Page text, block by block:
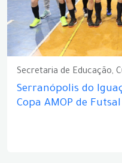
Secretaria de Educação,
Serranópolis do
Copa AMOP de Futsal